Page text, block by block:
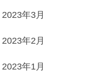
2023年3月
2023年2月
2023年1月